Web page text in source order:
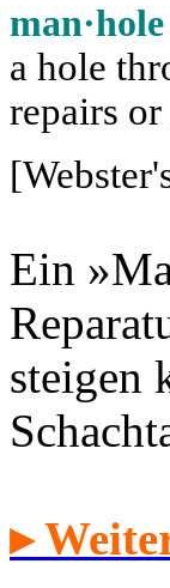
man·hole
a hole
repairs
Ein
steigen
▸